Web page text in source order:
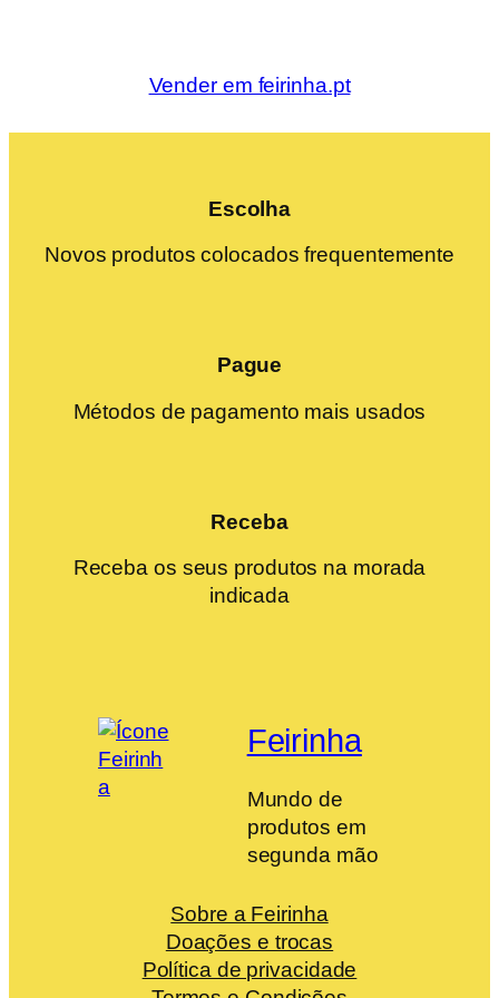
Vender em feirinha.pt
Escolha
Novos produtos colocados frequentemente
Pague
Métodos de pagamento mais usados
Receba
Receba os seus produtos na morada
indicada
Feirinha
Mundo de
produtos em
segunda mão
Sobre a Feirinha
Doações e trocas
Política de privacidade